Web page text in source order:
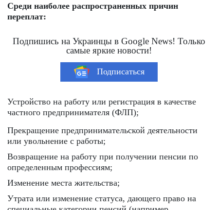
Среди наиболее распространенных причин
переплат:
Подпишись на Украинцы в Google News! Только
самые яркие новости!
Подписаться
Устройство на работу или регистрация в качестве
частного предпринимателя (ФЛП);
Прекращение предпринимательской деятельности
или увольнение с работы;
Возвращение на работу при получении пенсии по
определенным профессиям;
Изменение места жительства;
Утрата или изменение статуса, дающего право на